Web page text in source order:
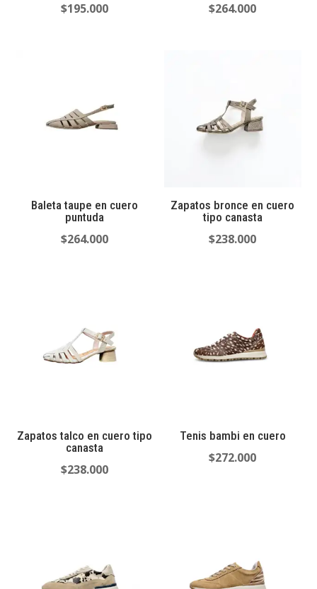
$195.000 $264.000
Baleta taupe en cuero
puntuda
$264.000
Zapatos bronce en cuero
tipo canasta
$238.000
Zapatos talco en cuero tipo
canasta
$238.000
Tenis bambi en cuero
$272.000